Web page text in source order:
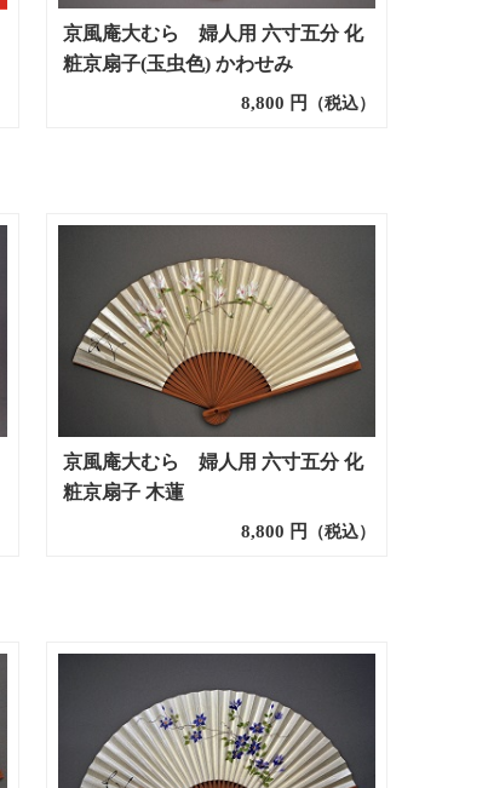
京風庵大むら 婦人用 六寸五分 化
粧京扇子(玉虫色) かわせみ
8,800 円 （税込）
京風庵大むら 婦人用 六寸五分 化
粧京扇子 木蓮
8,800 円 （税込）